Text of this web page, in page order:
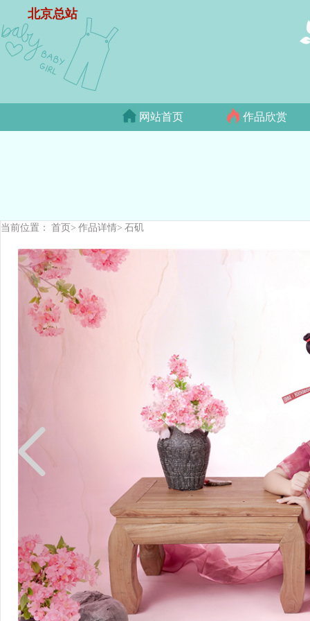
北京总站
网站首页 作品欣赏
当前位置： 首页> 作品详情> 石矶